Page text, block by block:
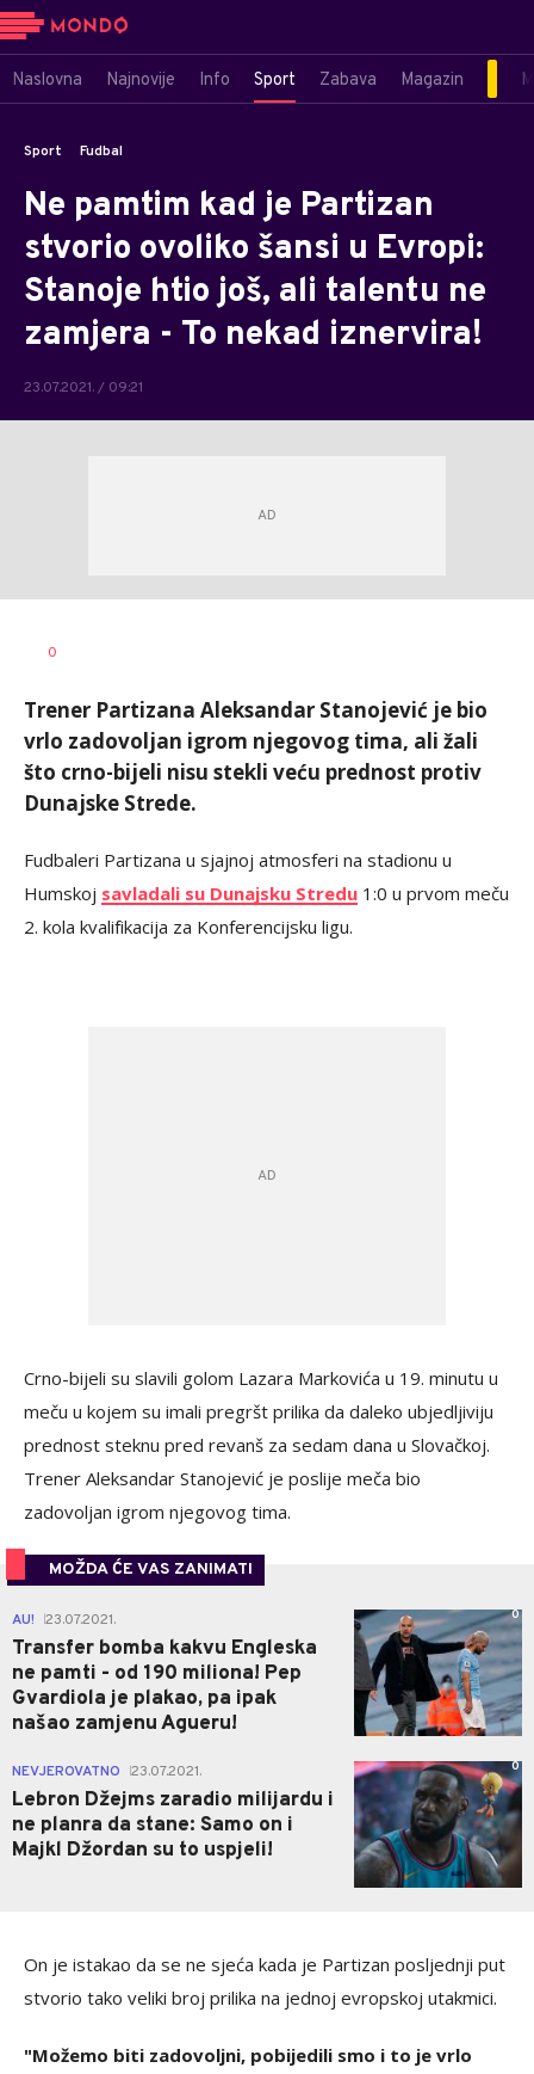
Naslovna Najnovije Info Sport Zabava Magazin
Sport Fudbal
Ne pamtim kad je Partizan
stvorio ovoliko šansi u Evropi:
Stanoje htio još, ali talentu ne
zamjera - To nekad iznervira!
23.07.2021. / 09:21
AUTOR
0
Trener Partizana Aleksandar Stanojević je bio
vrlo zadovoljan igrom njegovog tima, ali žali
što crno-bijeli nisu stekli veću prednost protiv
Dunajske Strede.
Fudbaleri Partizana u sjajnoj atmosferi na stadionu u
Humskoj savladali su Dunajsku Stredu 1:0 u prvom meču
2. kola kvalifikacija za Konferencijsku ligu.
Crno-bijeli su slavili golom Lazara Markovića u 19. minutu u
meču u kojem su imali pregršt prilika da daleko ubjedljiviju
prednost steknu pred revanš za sedam dana u Slovačkoj.
Trener Aleksandar Stanojević je poslije meča bio
zadovoljan igrom njegovog tima.
MOŽDA ĆE VAS ZANIMATI
AU! 23.07.2021.
Transfer bomba kakvu Engleska
ne pamti - od 190 miliona! Pep
Gvardiola je plakao, pa ipak
našao zamjenu Agueru!
0
NEVJEROVATNO 23.07.2021.
Lebron Džejms zaradio milijardu i
ne planra da stane: Samo on i
Majkl Džordan su to uspjeli!
0
On je istakao da se ne sjeća kada je Partizan posljednji put
stvorio tako veliki broj prilika na jednoj evropskoj utakmici.
"Možemo biti zadovoljni, pobijedili smo i to je vrlo